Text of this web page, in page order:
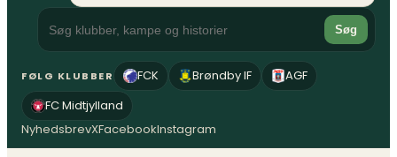
Søg
FØLG KLUBBER FCK Brøndby IF
AGF
FC Midtjylland
NyhedsbrevXFacebookInstagram